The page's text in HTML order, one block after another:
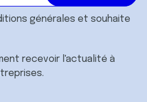
générales et souhaite
recevoir l'actualité à